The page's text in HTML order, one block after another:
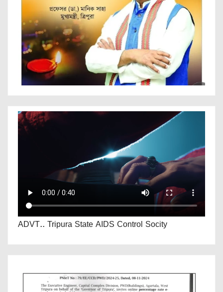
ADVT.. Tripura State AIDS Control Socity